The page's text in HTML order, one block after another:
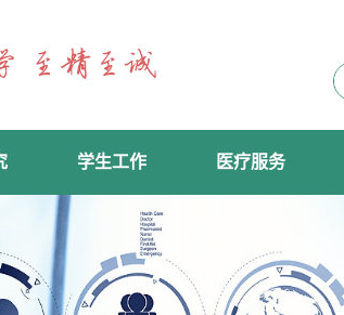
学生工作 医疗服务